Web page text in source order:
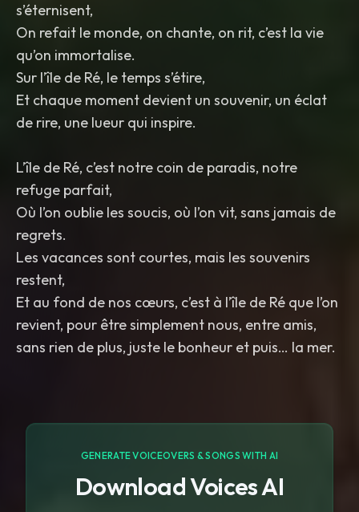
s’éternisent,
On refait le monde, on chante, on rit, c’est la vie
qu’on immortalise.
Sur l’île de Ré, le temps s’étire,
Et chaque moment devient un souvenir, un éclat
de rire, une lueur qui inspire.
L’île de Ré, c’est notre coin de paradis, notre
refuge parfait,
Où l’on oublie les soucis, où l’on vit, sans jamais de
regrets.
Les vacances sont courtes, mais les souvenirs
restent,
Et au fond de nos cœurs, c’est à l’île de Ré que l’on
revient, pour être simplement nous, entre amis,
sans rien de plus, juste le bonheur et puis… la mer.
GENERATE VOICEOVERS & SONGS WITH AI
Download Voices AI